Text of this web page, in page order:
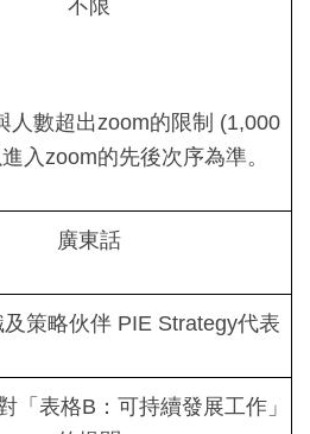
不限
人數超出zoom的限制 (1,000
入zoom的先後次序為準。
廣東話
策略伙伴 PIE Strategy代表
「表格B：可持續發展工作」